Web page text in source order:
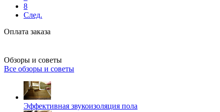
8
След.
Оплата заказа
Обзоры и советы
Все обзоры и советы
Эффективная звукоизоляция пола